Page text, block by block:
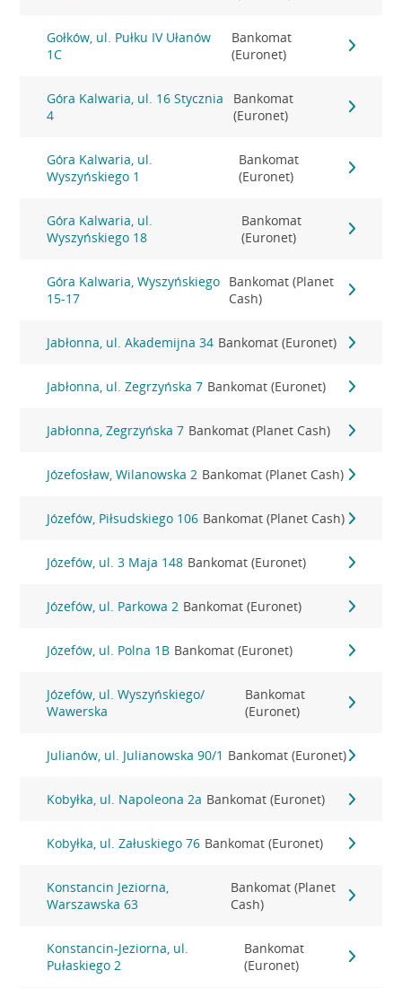
Gołków, ul. Pułku IV Ułanów
1C
Bankomat
(Euronet)
Góra Kalwaria, ul. 16 Stycznia
4
Bankomat
(Euronet)
Góra Kalwaria, ul.
Wyszyńskiego 1
Bankomat
(Euronet)
Góra Kalwaria, ul.
Wyszyńskiego 18
Bankomat
(Euronet)
Góra Kalwaria, Wyszyńskiego
15-17
Bankomat (Planet
Cash)
Jabłonna, ul. Akademijna 34 Bankomat (Euronet)
Jabłonna, ul. Zegrzyńska 7 Bankomat (Euronet)
Jabłonna, Zegrzyńska 7 Bankomat (Planet Cash)
Józefosław, Wilanowska 2 Bankomat (Planet Cash)
Józefów, Piłsudskiego 106 Bankomat (Planet Cash)
Józefów, ul. 3 Maja 148 Bankomat (Euronet)
Józefów, ul. Parkowa 2 Bankomat (Euronet)
Józefów, ul. Polna 1B Bankomat (Euronet)
Józefów, ul. Wyszyńskiego/
Wawerska
Bankomat
(Euronet)
Julianów, ul. Julianowska 90/1 Bankomat (Euronet)
Kobyłka, ul. Napoleona 2a Bankomat (Euronet)
Kobyłka, ul. Załuskiego 76 Bankomat (Euronet)
Konstancin Jeziorna,
Warszawska 63
Bankomat (Planet
Cash)
Konstancin-Jeziorna, ul.
Pułaskiego 2
Bankomat
(Euronet)